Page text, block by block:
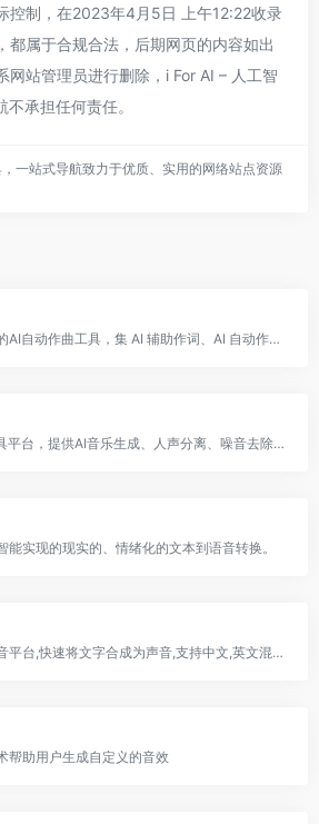
控制，在2023年4月5日 上午12:22收录
都属于合规合法，后期网页的内容如出
网站管理员进行删除，i For AI – 人工智
承担任何责任。
一站式导航致力于优质、实用的网络站点资源
音乐创作全流程的AI自动作曲工具，集 AI 辅助作词、AI 自动作曲、编曲、混音于一体
一站式AI音频工具平台，提供AI音乐生成、人声分离、噪音去除、音频编辑及转换压缩等常用功能
能实现的现实的、情绪化的文本到语音转换。
标贝悦读在线配音平台,快速将文字合成为声音,支持中文,英文混读,支持普通男声,女声,童声,情感语音等,满足您对声音的各种需求.可应用于文学有声朗读,游戏任务播报等场景。
帮助用户生成自定义的音效